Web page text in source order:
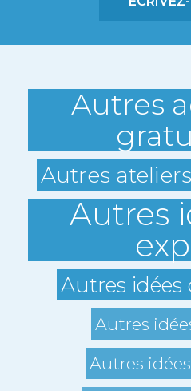
Autres
Autres
Autres
Autres idées
Autres
Autres